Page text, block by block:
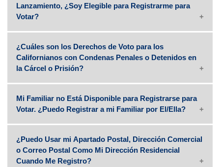
Lanzamiento, ¿Soy Elegible para Registrarme para
Votar?
¿Cuáles son los Derechos de Voto para los
Californianos con Condenas Penales o Detenidos en
la Cárcel o Prisión?
Mi Familiar no Está Disponible para Registrarse para
Votar. ¿Puedo Registrar a mi Familiar por El/Ella?
¿Puedo Usar mi Apartado Postal, Dirección Comercial
o Correo Postal Como Mi Dirección Residencial
Cuando Me Registro?